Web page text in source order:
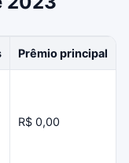
Prêmio principal
R$ 0,00